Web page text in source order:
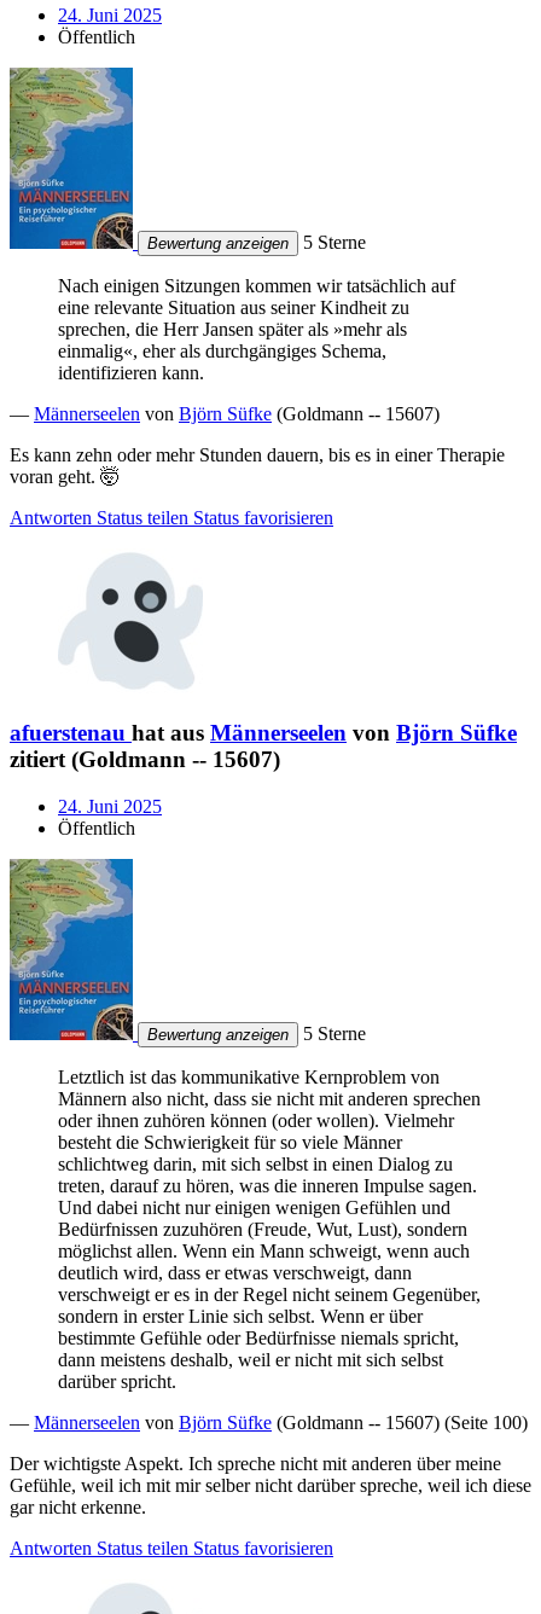
24. Juni 2025
Öffentlich
Bewertung anzeigen 5 Sterne
Nach einigen Sitzungen kommen wir tatsächlich auf
eine relevante Situation aus seiner Kindheit zu
sprechen, die Herr Jansen später als »mehr als
einmalig«, eher als durchgängiges Schema,
identifizieren kann.
— Männerseelen von Björn Süfke (Goldmann -- 15607)
Es kann zehn oder mehr Stunden dauern, bis es in einer Therapie
voran geht. 🤯
Antworten Status teilen Status favorisieren
afuerstenau hat aus Männerseelen von Björn Süfke
zitiert (Goldmann -- 15607)
24. Juni 2025
Öffentlich
Bewertung anzeigen 5 Sterne
Letztlich ist das kommunikative Kernproblem von
Männern also nicht, dass sie nicht mit anderen sprechen
oder ihnen zuhören können (oder wollen). Vielmehr
besteht die Schwierigkeit für so viele Männer
schlichtweg darin, mit sich selbst in einen Dialog zu
treten, darauf zu hören, was die inneren Impulse sagen.
Und dabei nicht nur einigen wenigen Gefühlen und
Bedürfnissen zuzuhören (Freude, Wut, Lust), sondern
möglichst allen. Wenn ein Mann schweigt, wenn auch
deutlich wird, dass er etwas verschweigt, dann
verschweigt er es in der Regel nicht seinem Gegenüber,
sondern in erster Linie sich selbst. Wenn er über
bestimmte Gefühle oder Bedürfnisse niemals spricht,
dann meistens deshalb, weil er nicht mit sich selbst
darüber spricht.
— Männerseelen von Björn Süfke (Goldmann -- 15607) (Seite 100)
Der wichtigste Aspekt. Ich spreche nicht mit anderen über meine
Gefühle, weil ich mit mir selber nicht darüber spreche, weil ich diese
gar nicht erkenne.
Antworten Status teilen Status favorisieren